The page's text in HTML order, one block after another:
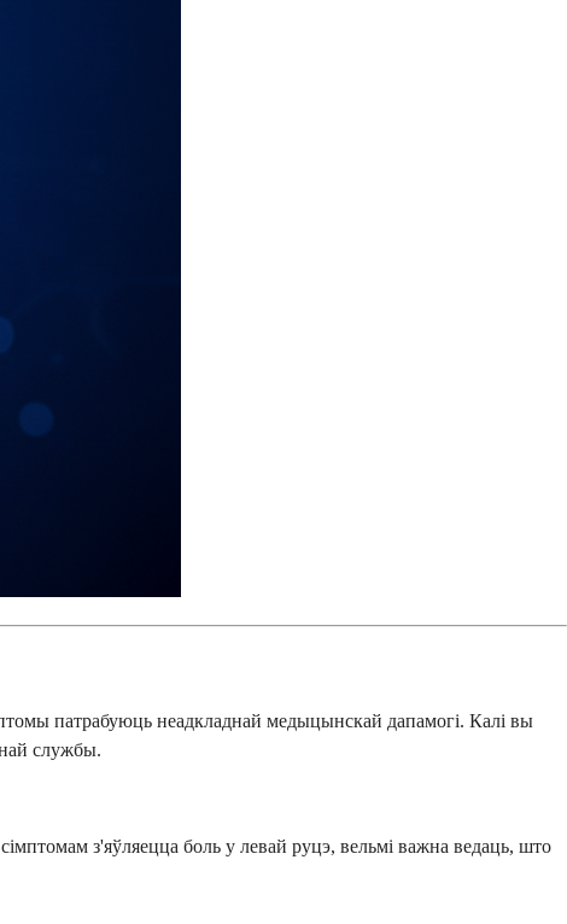
патрабуюць неадкладнай медыцынскай дапамогі. Калі вы
службы.
з'яўляецца боль у левай руцэ, вельмі важна ведаць, што